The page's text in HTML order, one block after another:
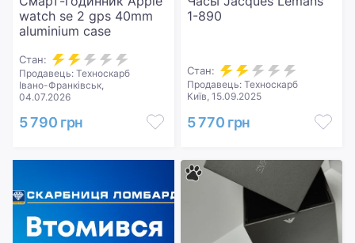
watch se 2 gps 40mm
aluminium case
Стан:
Продавець: Техноскарб
Івано-Франківськ,
04.07.2026
5 790 грн
1-890
Стан:
Продавець: Техноскарб
Київ, 15.09.2025
5 770 грн